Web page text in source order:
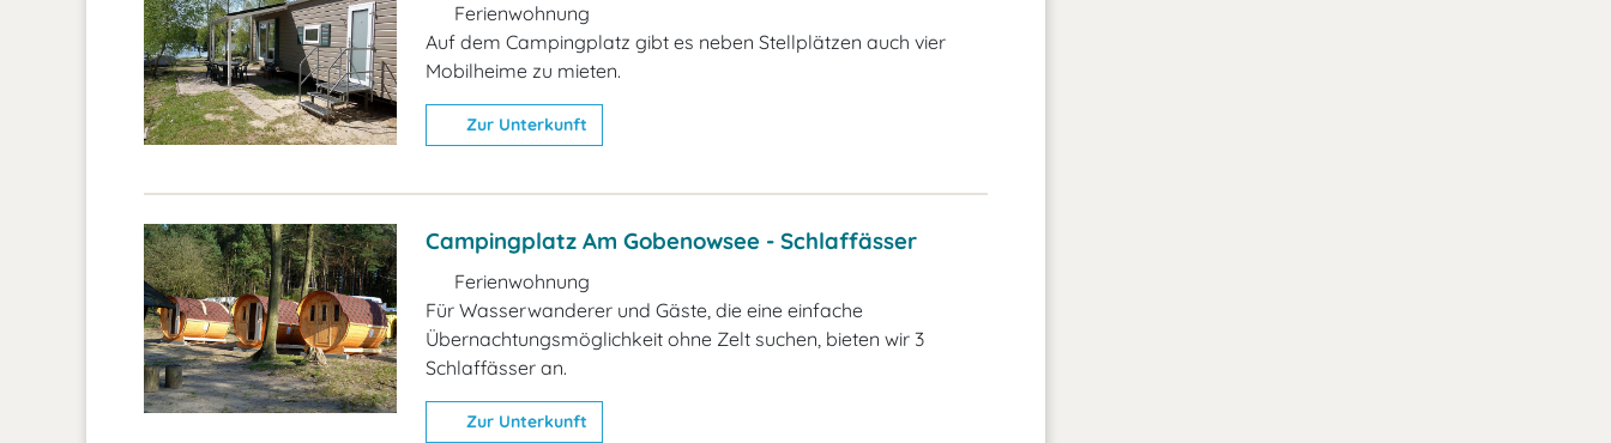
Ferienwohnung
Auf dem Campingplatz gibt es neben Stellplätzen auch vier
Mobilheime zu mieten.
Zur Unterkunft
Campingplatz Am Gobenowsee - Schlaffässer
Ferienwohnung
Für Wasserwanderer und Gäste, die eine einfache
Übernachtungsmöglichkeit ohne Zelt suchen, bieten wir 3
Schlaffässer an.
Zur Unterkunft